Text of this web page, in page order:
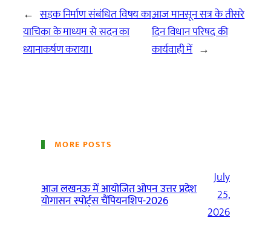
← सड़क निर्माण संबंधित विषय का
याचिका के माध्यम से सदन का
ध्यानाकर्षण कराया।
आज मानसून सत्र के तीसरे
दिन विधान परिषद की
कार्यवाही में →
MORE POSTS
आज लखनऊ में आयोजित ओपन उत्तर प्रदेश
योगासन स्पोर्ट्स चैंपियनशिप-2026
July
25,
2026